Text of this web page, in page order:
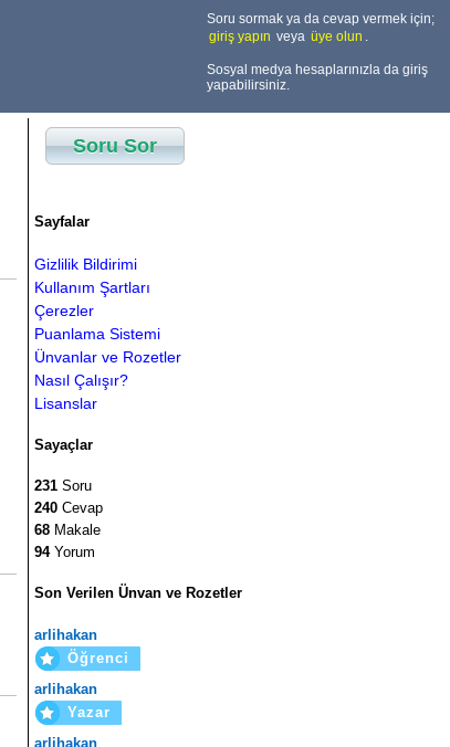
Soru sormak ya da cevap vermek için;
giriş yapın veya üye olun .
Sosyal medya hesaplarınızla da giriş
yapabilirsiniz.
Soru Sor
Sayfalar
Gizlilik Bildirimi
Kullanım Şartları
Çerezler
Puanlama Sistemi
Ünvanlar ve Rozetler
Nasıl Çalışır?
Lisanslar
Sayaçlar
231 Soru
240 Cevap
68 Makale
94Yorum
Son Verilen Ünvan ve Rozetler
arlihakan
Öğrenci
arlihakan
Yazar
arlihakan